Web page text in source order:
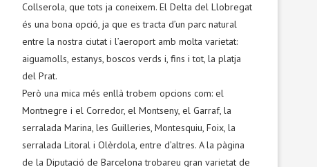
Collserola, que tots ja coneixem. El Delta del Llobregat
és una bona opció, ja que es tracta d’un parc natural
entre la nostra ciutat i l’aeroport amb molta varietat:
aiguamolls, estanys, boscos verds i, fins i tot, la platja
del Prat.
Però una mica més enllà trobem opcions com: el
Montnegre i el Corredor, el Montseny, el Garraf, la
serralada Marina, les Guilleries, Montesquiu, Foix, la
serralada Litoral i Olèrdola, entre d’altres. A la pàgina
de la Diputació de Barcelona trobareu gran varietat de